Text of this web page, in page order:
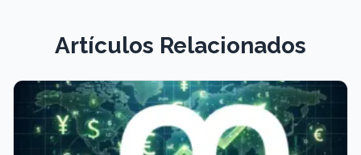
Artículos Relacionados